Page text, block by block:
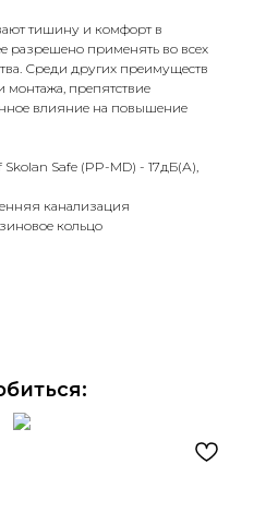
тишину и комфорт в
разрешено применять во всех
Среди других преимуществ
монтажа, препятствие
влияние на повышение
Safe (PP-MD) - 17дБ(А),
канализация
кольцо